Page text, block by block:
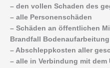
– den vollen Schaden des
– alle Personenschäden
– Schäden an öffentlichen
Brandfall Bodenaufarbeitung
– Abschleppkosten aller
– alle in Verbindung mit